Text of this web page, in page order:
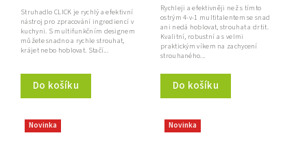
Do košíku
Struhadlo CLICK je rychlý a efektivní
nástroj pro zpracování ingrediencí v
kuchyni. S multifunkčním designem
můžete snadno a rychle strouhat,
krájet nebo hoblovat. Stačí...
Do košíku
Rychleji a efektivněji než s tímto
ostrým 4-v-1 multitalentem se snad
ani nedá hoblovat, strouhat a drtit.
Kvalitní, robustní a s velmi
praktickým víkem na zachycení
strouhaného...
Novinka Novinka